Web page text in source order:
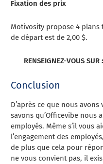
Fixation des prix
Motivosity propose 4
de départ est de 2,00 $.
RENSEIGNEZ-VOUS SUR :
Conclusion
D’après ce que nous
savons qu’Officevibe nous
employés. Même s’il vous
l’engagement des
de plus que cela pour
ne vous convient pas, il